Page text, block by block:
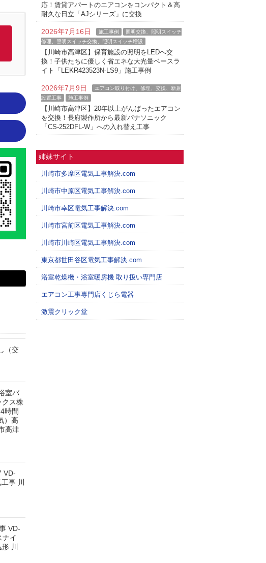
（交
室バ
クス株
時間
）高
高津
VD-
事 川
VD-
ナイ
川
応！賃貸アパートのエアコンをコンパクト＆高
耐久な日立「AJシリーズ」に交換
2026年7月16日 施工事例
照明交換、照明スイッチ
修理、照明スイッチ交換、照明スイッチ増設
【川崎市高津区】保育施設の照明をLEDへ交
換！子供たちに優しく省エネな大光量ベースラ
イト「LEKR423523N-LS9」施工事例
2026年7月9日
エアコン取り付け、修理、交換、新規
設置工事
施工事例
【川崎市高津区】20年以上がんばったエアコン
を交換！長府製作所から最新パナソニック
「CS-252DFL-W」への入れ替え工事
姉妹サイト
川崎市多摩区電気工事解決.com
川崎市中原区電気工事解決.com
川崎市幸区電気工事解決.com
川崎市宮前区電気工事解決.com
川崎市川崎区電気工事解決.com
東京都世田谷区電気工事解決.com
浴室乾燥機・浴室暖房機 取り扱い専門店
エアコン工事専門店くじら電器
激震クリック堂